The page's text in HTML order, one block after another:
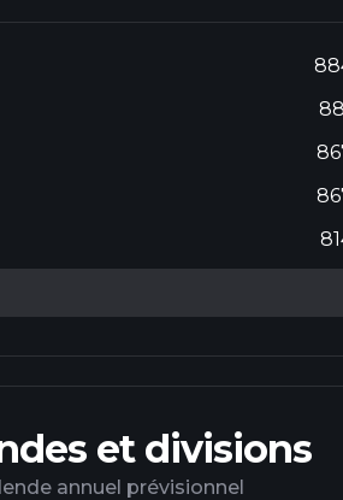
et divisions
annuel prévisionnel